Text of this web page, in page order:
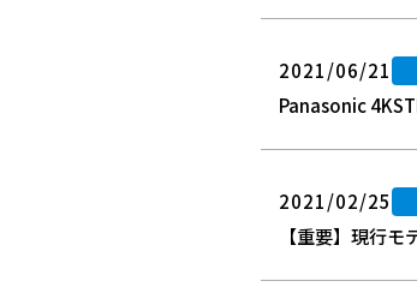
2021/06/21
Panasonic
2021/02/25
【重要】現行